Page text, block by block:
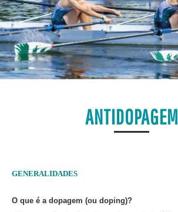
ANTIDOPAGEM
GENERALIDADES
O que é a dopagem (ou doping)?